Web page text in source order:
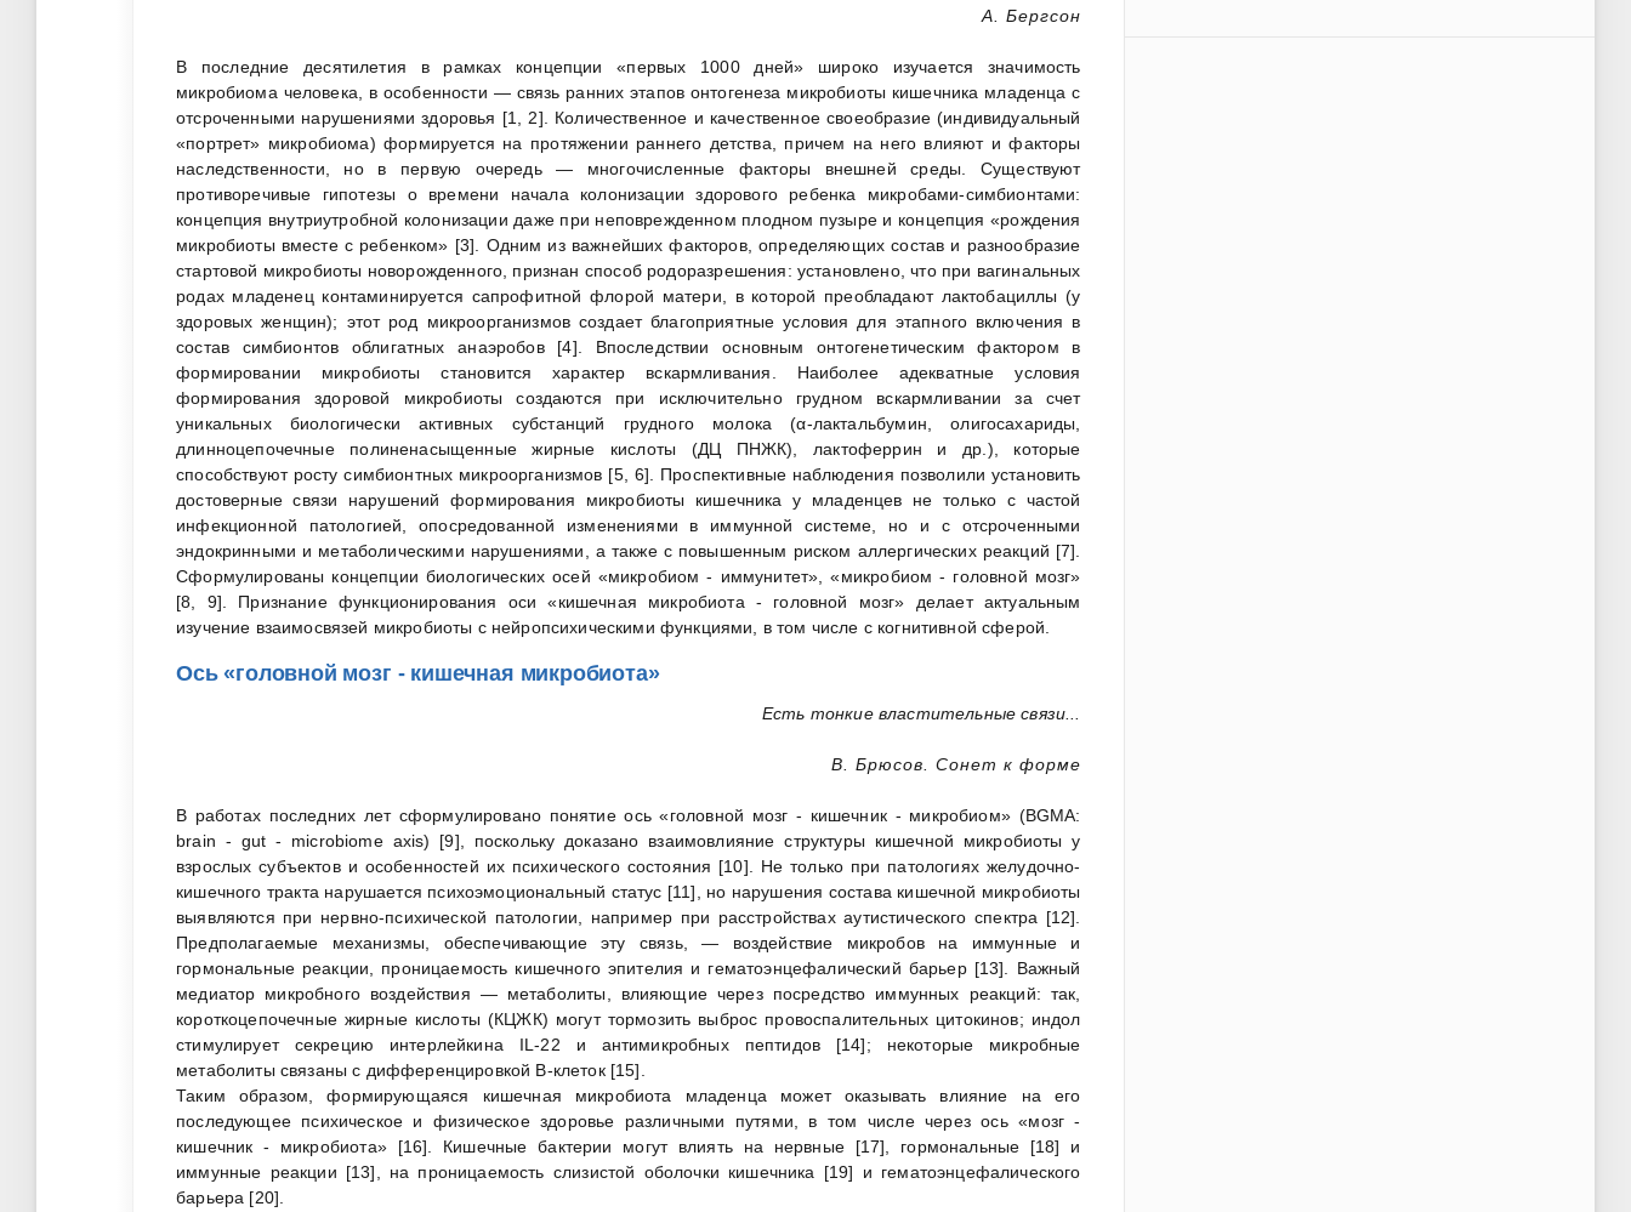
А. Бергсон
В последние десятилетия в рамках концепции «первых 1000 дней» широко изучается значимость
микробиома человека, в особенности — связь ранних этапов онтогенеза микробиоты кишечника младенца с
отсроченными нарушениями здоровья [1, 2]. Количественное и качественное своеобразие (индивидуальный
«портрет» микробиома) формируется на протяжении раннего детства, причем на него влияют и факторы
наследственности, но в первую очередь — многочисленные факторы внешней среды. Существуют
противоречивые гипотезы о времени начала колонизации здорового ребенка микробами-симбионтами:
концепция внутриутробной колонизации даже при неповрежденном плодном пузыре и концепция «рождения
микробиоты вместе с ребенком» [3]. Одним из важнейших факторов, определяющих состав и разнообразие
стартовой микробиоты новорожденного, признан способ родоразрешения: установлено, что при вагинальных
родах младенец контаминируется сапрофитной флорой матери, в которой преобладают лактобациллы (у
здоровых женщин); этот род микроорганизмов создает благоприятные условия для этапного включения в
состав симбионтов облигатных анаэробов [4]. Впоследствии основным онтогенетическим фактором в
формировании микробиоты становится характер вскармливания. Наиболее адекватные условия
формирования здоровой микробиоты создаются при исключительно грудном вскармливании за счет
уникальных биологически активных субстанций грудного молока (α-лактальбумин, олигосахариды,
длинноцепочечные полиненасыщенные жирные кислоты (ДЦ ПНЖК), лактоферрин и др.), которые
способствуют росту симбионтных микроорганизмов [5, 6]. Проспективные наблюдения позволили установить
достоверные связи нарушений формирования микробиоты кишечника у младенцев не только с частой
инфекционной патологией, опосредованной изменениями в иммунной системе, но и с отсроченными
эндокринными и метаболическими нарушениями, а также с повышенным риском аллергических реакций [7].
Сформулированы концепции биологических осей «микробиом - иммунитет», «микробиом - головной мозг»
[8, 9]. Признание функционирования оси «кишечная микробиота - головной мозг» делает актуальным
изучение взаимосвязей микробиоты с нейропсихическими функциями, в том числе с когнитивной сферой.
Ось «головной мозг - кишечная микробиота»
Есть тонкие властительные связи...
В. Брюсов. Сонет к форме
В работах последних лет сформулировано понятие ось «головной мозг - кишечник - микробиом» (BGMA:
brain - gut - microbiome axis) [9], поскольку доказано взаимовлияние структуры кишечной микробиоты у
взрослых субъектов и особенностей их психического состояния [10]. Не только при патологиях желудочно-
кишечного тракта нарушается психоэмоциональный статус [11], но нарушения состава кишечной микробиоты
выявляются при нервно-психической патологии, например при расстройствах аутистического спектра [12].
Предполагаемые механизмы, обеспечивающие эту связь, — воздействие микробов на иммунные и
гормональные реакции, проницаемость кишечного эпителия и гематоэнцефалический барьер [13]. Важный
медиатор микробного воздействия — метаболиты, влияющие через посредство иммунных реакций: так,
короткоцепочечные жирные кислоты (КЦЖК) могут тормозить выброс провоспалительных цитокинов; индол
стимулирует секрецию интерлейкина IL-22 и антимикробных пептидов [14]; некоторые микробные
метаболиты связаны с дифференцировкой В-клеток [15].
Таким образом, формирующаяся кишечная микробиота младенца может оказывать влияние на его
последующее психическое и физическое здоровье различными путями, в том числе через ось «мозг -
кишечник - микробиота» [16]. Кишечные бактерии могут влиять на нервные [17], гормональные [18] и
иммунные реакции [13], на проницаемость слизистой оболочки кишечника [19] и гематоэнцефалического
барьера [20].